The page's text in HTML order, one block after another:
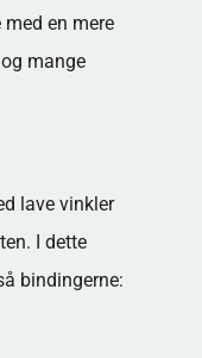
en mere
mange
lave vinkler
I dette
bindingerne: